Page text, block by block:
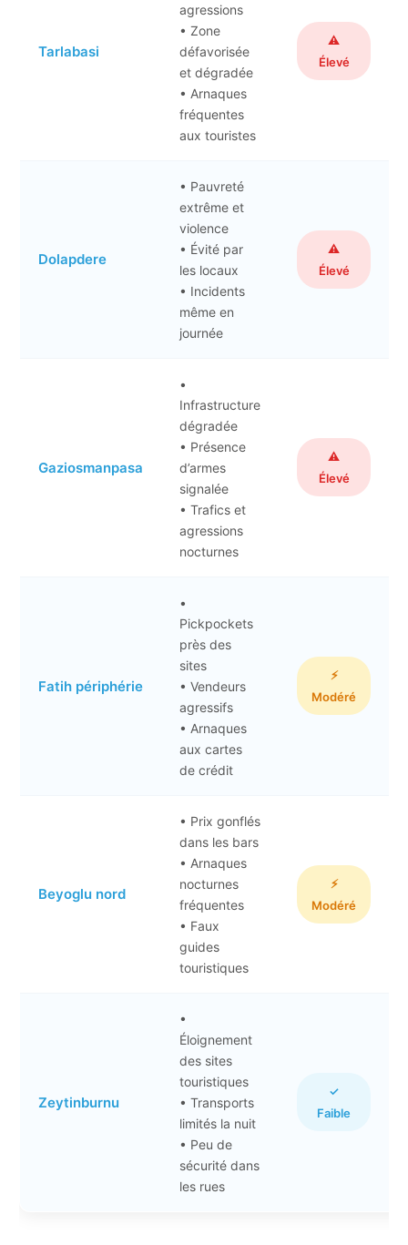
Tarlabasi
agressions
• Zone
défavorisée
et dégradée
• Arnaques
fréquentes
aux touristes
⚠️
Élevé
Dolapdere
• Pauvreté
extrême et
violence
• Évité par
les locaux
• Incidents
même en
journée
⚠️
Élevé
Gaziosmanpasa
•
Infrastructure
dégradée
• Présence
d’armes
signalée
• Trafics et
agressions
nocturnes
⚠️
Élevé
Fatih périphérie
•
Pickpockets
près des
sites
• Vendeurs
agressifs
• Arnaques
aux cartes
de crédit
⚡
Modéré
Beyoglu nord
• Prix gonflés
dans les bars
• Arnaques
nocturnes
fréquentes
• Faux
guides
touristiques
⚡
Modéré
Zeytinburnu
•
Éloignement
des sites
touristiques
• Transports
limités la nuit
• Peu de
sécurité dans
les rues
✓
Faible